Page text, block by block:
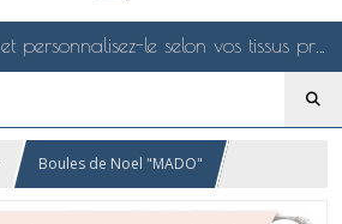
Choisissez un modèle et personnalisez-le selon vos tissus préférés de mes collections en ligne, je le confectionnerai selon vos souhaits
Boules de Noel "MADO"